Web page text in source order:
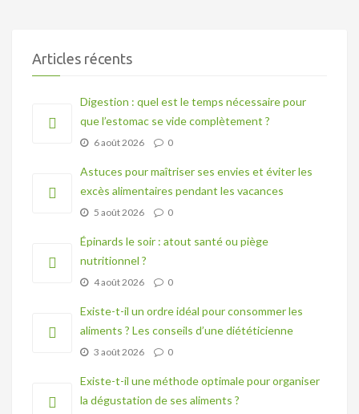
Articles récents
Digestion : quel est le temps nécessaire pour
que l’estomac se vide complètement ?
6 août 2026 0
Astuces pour maîtriser ses envies et éviter les
excès alimentaires pendant les vacances
5 août 2026 0
Épinards le soir : atout santé ou piège
nutritionnel ?
4 août 2026 0
Existe-t-il un ordre idéal pour consommer les
aliments ? Les conseils d’une diététicienne
3 août 2026 0
Existe-t-il une méthode optimale pour organiser
la dégustation de ses aliments ?